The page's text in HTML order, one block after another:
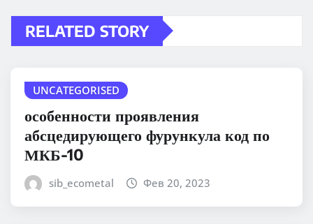
RELATED STORY
UNCATEGORISED
особенности проявления
абсцедирующего фурункула код по
МКБ-10
sib_ecometal Фев 20, 2023